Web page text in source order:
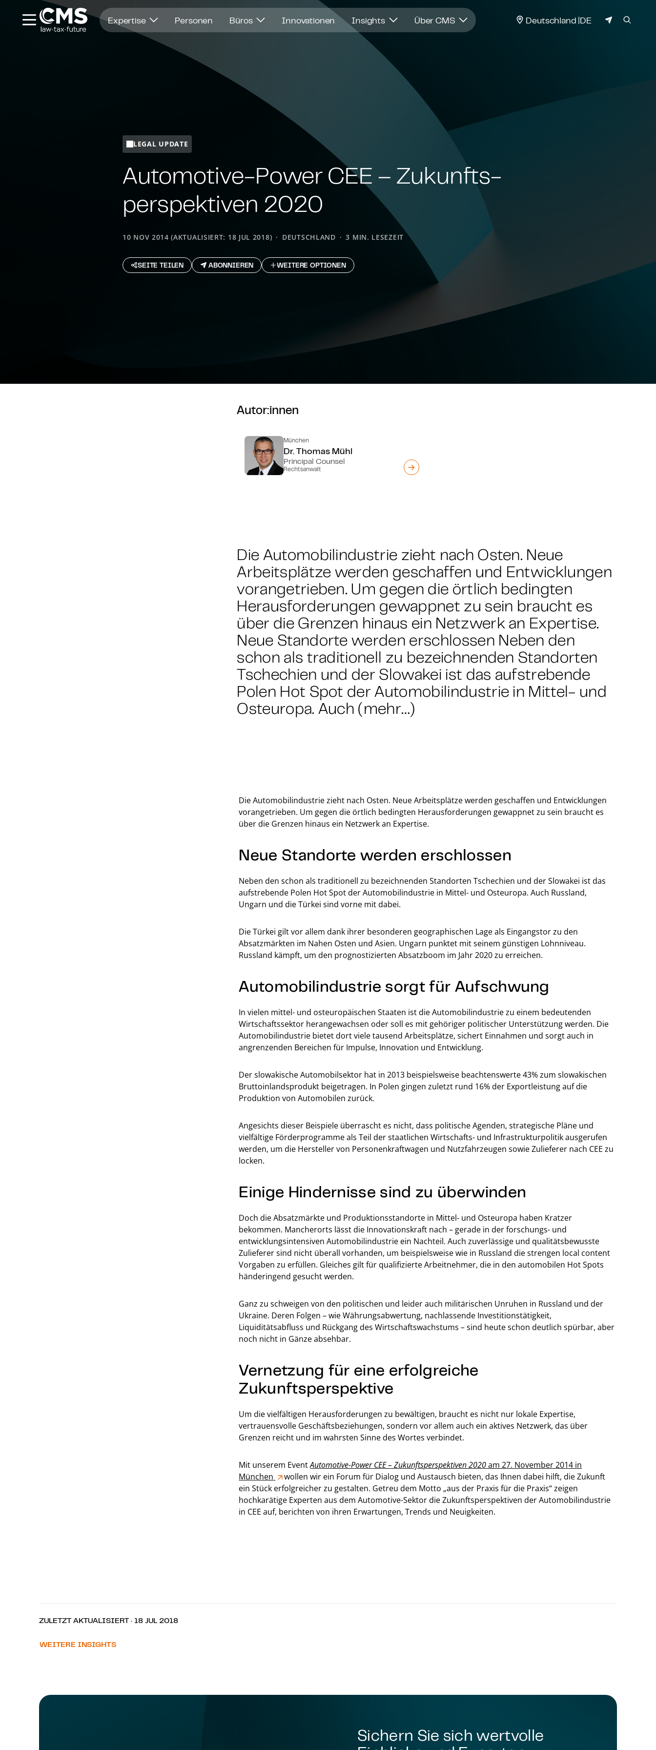
Expertise Personen Büros Innovationen Insights Über CMS JURISDIKTION
Deutschland DE
LEGAL UPDATE
Au­to­mo­ti­ve-Power CEE – Zu­kunfts­
per­spek­ti­ven 2020
10 NOV 2014 (AKTUALISIERT: 18 JUL 2018) DEUTSCHLAND 3 MIN. LESEZEIT
SEITE TEILEN ABONNIEREN WEITERE OPTIONEN
Autor:innen
München
Dr. Thomas Mühl
Principal Counsel
Rechtsanwalt
Die Automobilindustrie zieht nach Osten. Neue
Arbeitsplätze werden geschaffen und Entwicklungen
vorangetrieben. Um gegen die örtlich bedingten
Herausforderungen gewappnet zu sein braucht es
über die Grenzen hinaus ein Netzwerk an Expertise.
Neue Standorte werden erschlossen Neben den
schon als traditionell zu bezeichnenden Standorten
Tschechien und der Slowakei ist das aufstrebende
Polen Hot Spot der Automobilindustrie in Mittel- und
Osteuropa. Auch (mehr…)
Die Automobilindustrie zieht nach Osten. Neue Arbeitsplätze werden geschaffen und Entwicklungen
vorangetrieben. Um gegen die örtlich bedingten Herausforderungen gewappnet zu sein braucht es
über die Grenzen hinaus ein Netzwerk an Expertise.
Neue Standorte werden erschlossen
Neben den schon als traditionell zu bezeichnenden Standorten Tschechien und der Slowakei ist das
aufstrebende Polen Hot Spot der Automobilindustrie in Mittel- und Osteuropa. Auch Russland,
Ungarn und die Türkei sind vorne mit dabei.
Die Türkei gilt vor allem dank ihrer besonderen geographischen Lage als Eingangstor zu den
Absatzmärkten im Nahen Osten und Asien. Ungarn punktet mit seinem günstigen Lohnniveau.
Russland kämpft, um den prognostizierten Absatzboom im Jahr 2020 zu erreichen.
Automobilindustrie sorgt für Aufschwung
In vielen mittel- und osteuropäischen Staaten ist die Automobilindustrie zu einem bedeutenden
Wirtschaftssektor herangewachsen oder soll es mit gehöriger politischer Unterstützung werden. Die
Automobilindustrie bietet dort viele tausend Arbeitsplätze, sichert Einnahmen und sorgt auch in
angrenzenden Bereichen für Impulse, Innovation und Entwicklung.
Der slowakische Automobilsektor hat in 2013 beispielsweise beachtenswerte 43% zum slowakischen
Bruttoinlandsprodukt beigetragen. In Polen gingen zuletzt rund 16% der Exportleistung auf die
Produktion von Automobilen zurück.
Angesichts dieser Beispiele überrascht es nicht, dass politische Agenden, strategische Pläne und
vielfältige Förderprogramme als Teil der staatlichen Wirtschafts- und Infrastrukturpolitik ausgerufen
werden, um die Hersteller von Personenkraftwagen und Nutzfahrzeugen sowie Zulieferer nach CEE zu
locken.
Einige Hindernisse sind zu überwinden
Doch die Absatzmärkte und Produktionsstandorte in Mittel- und Osteuropa haben Kratzer
bekommen. Mancherorts lässt die Innovationskraft nach – gerade in der forschungs- und
entwicklungsintensiven Automobilindustrie ein Nachteil. Auch zuverlässige und qualitätsbewusste
Zulieferer sind nicht überall vorhanden, um beispielsweise wie in Russland die strengen local content
Vorgaben zu erfüllen. Gleiches gilt für qualifizierte Arbeitnehmer, die in den automobilen Hot Spots
händeringend gesucht werden.
Ganz zu schweigen von den politischen und leider auch militärischen Unruhen in Russland und der
Ukraine. Deren Folgen – wie Währungsabwertung, nachlassende Investitionstätigkeit,
Liquiditätsabfluss und Rückgang des Wirtschaftswachstums – sind heute schon deutlich spürbar, aber
noch nicht in Gänze absehbar.
Vernetzung für eine erfolgreiche
Zukunftsperspektive
Um die vielfältigen Herausforderungen zu bewältigen, braucht es nicht nur lokale Expertise,
vertrauensvolle Geschäftsbeziehungen, sondern vor allem auch ein aktives Netzwerk, das über
Grenzen reicht und im wahrsten Sinne des Wortes verbindet.
Mit unserem EventAutomotive-Power CEE – Zukunftsperspektiven 2020am 27. November 2014 in
München
wollen wir ein Forum für Dialog und Austausch bieten, das Ihnen dabei hilft, die Zukunft
ein Stück erfolgreicher zu gestalten. Getreu dem Motto „aus der Praxis für die Praxis“ zeigen
hochkarätige Experten aus dem Automotive-Sektor die Zukunftsperspektiven der Automobilindustrie
in CEE auf, berichten von ihren Erwartungen, Trends und Neuigkeiten.
ZULETZT AKTUALISIERT · 18 JUL 2018
WEITERE INSIGHTS
Sichern Sie sich wertvolle
Öffnet in einem neuen Fenster